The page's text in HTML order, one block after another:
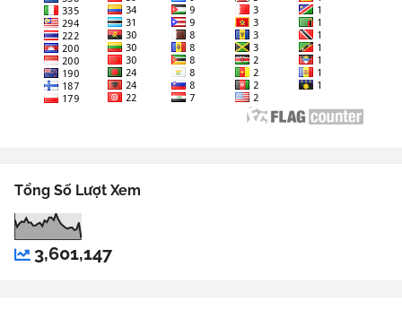
Tổng Số Lượt Xem
3,601,147